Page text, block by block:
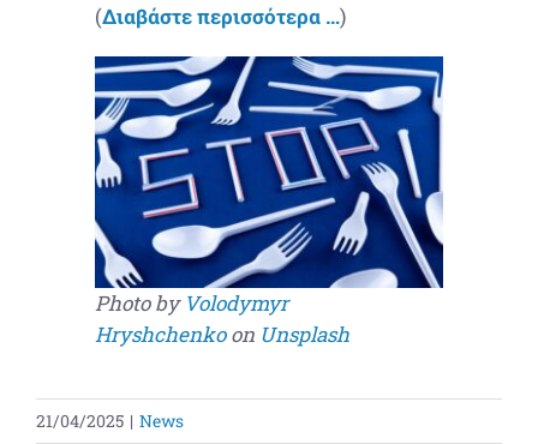
(Διαβάστε περισσότερα …)
Photo by Volodymyr
Hryshchenkoon Unsplash
21/04/2025 | News